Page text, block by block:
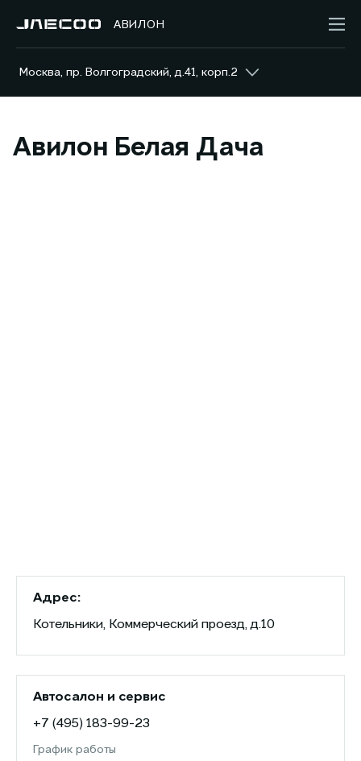
АВИЛОН
Москва, пр. Волгоградский, д.41, корп.2
Авилон Белая Дача
Адрес:
Котельники, Коммерческий проезд, д.10
Автосалон и сервис
+7 (495) 183-99-23
График работы